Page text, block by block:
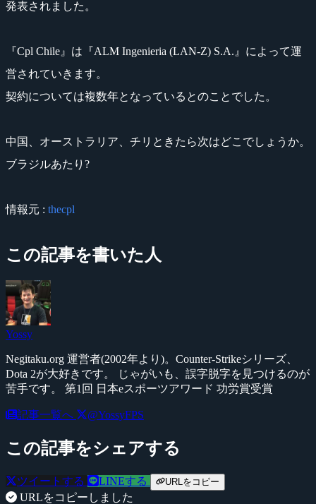
発表されました。
『Cpl Chile』は『ALM Ingenieria (LAN-Z) S.A.』によって運
営されていきます。
契約については複数年となっているとのことでした。
中国、オーストラリア、チリときたら次はどこでしょうか。
ブラジルあたり?
情報元 : thecpl
この記事を書いた人
Yossy
Negitaku.org 運営者(2002年より)。Counter-Strikeシリーズ、
Dota 2が大好きです。 じゃがいも、誤字脱字を見つけるのが
苦手です。 第1回 日本eスポーツアワード 功労賞受賞
記事一覧へ @YossyFPS
この記事をシェアする
ツイートする LINEする URLをコピー
URLをコピーしました